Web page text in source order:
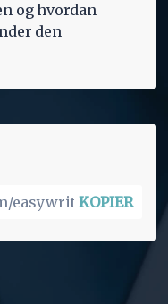
og hvordan
den
KOPIER